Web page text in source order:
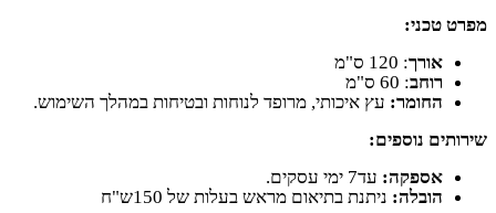
מפרט טכני:
אורך120 : ס"מ
רוחב60 : ס"מ
החומר: עץ איכותי, מרופד לנוחות ובטיחות במהלך השימוש.
שירותים נוספים:
אספקה: עד7 ימי עסקים
.
הובלה: ניתנת בתיאום מראש בעלות של 150ש"ח